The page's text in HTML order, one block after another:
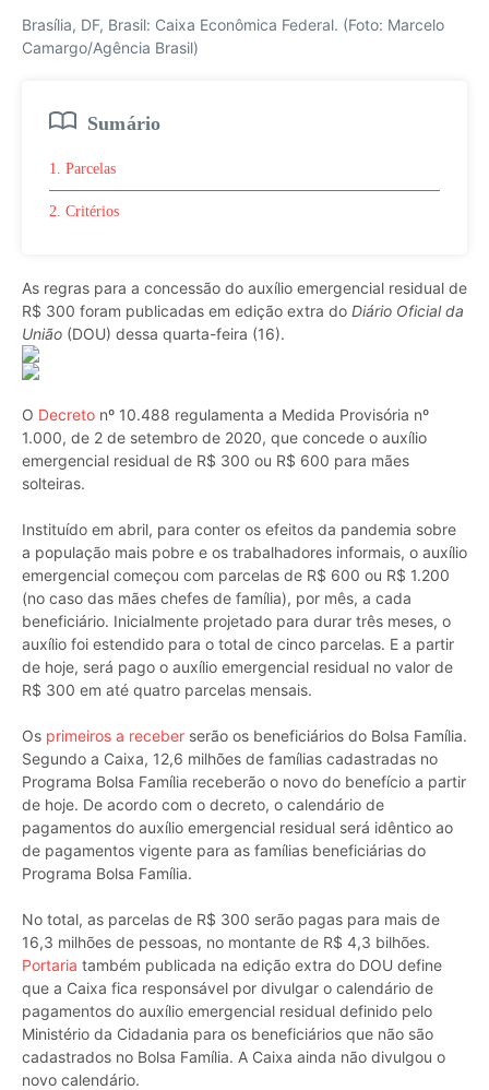
Brasília, DF, Brasil: Caixa Econômica Federal. (Foto: Marcelo
Camargo/Agência Brasil)
Sumário
1. Parcelas
2. Critérios
As regras para a concessão do auxílio emergencial residual de
R$ 300 foram publicadas em edição extra do Diário Oficial da
União (DOU) dessa quarta-feira (16).
O Decreto nº 10.488 regulamenta a Medida Provisória nº
1.000, de 2 de setembro de 2020, que concede o auxílio
emergencial residual de R$ 300 ou R$ 600 para mães
solteiras.
Instituído em abril, para conter os efeitos da pandemia sobre
a população mais pobre e os trabalhadores informais, o auxílio
emergencial começou com parcelas de R$ 600 ou R$ 1.200
(no caso das mães chefes de família), por mês, a cada
beneficiário. Inicialmente projetado para durar três meses, o
auxílio foi estendido para o total de cinco parcelas. E a partir
de hoje, será pago o auxílio emergencial residual no valor de
R$ 300 em até quatro parcelas mensais.
Os primeiros a receber serão os beneficiários do Bolsa Família.
Segundo a Caixa, 12,6 milhões de famílias cadastradas no
Programa Bolsa Família receberão o novo do benefício a partir
de hoje. De acordo com o decreto, o calendário de
pagamentos do auxílio emergencial residual será idêntico ao
de pagamentos vigente para as famílias beneficiárias do
Programa Bolsa Família.
No total, as parcelas de R$ 300 serão pagas para mais de
16,3 milhões de pessoas, no montante de R$ 4,3 bilhões.
Portaria também publicada na edição extra do DOU define
que a Caixa fica responsável por divulgar o calendário de
pagamentos do auxílio emergencial residual definido pelo
Ministério da Cidadania para os beneficiários que não são
cadastrados no Bolsa Família. A Caixa ainda não divulgou o
novo calendário.